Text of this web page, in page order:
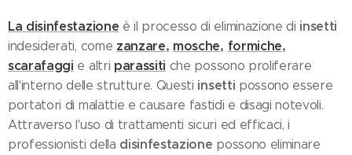
La disinfestazione è il processo di eliminazione di insetti
indesiderati, come zanzare, mosche, formiche,
scarafaggi e altri parassiti che possono proliferare
all'interno delle strutture. Questi insetti possono essere
portatori di malattie e causare fastidi e disagi notevoli.
Attraverso l'uso di trattamenti sicuri ed efficaci, i
professionisti della disinfestazione possono eliminare